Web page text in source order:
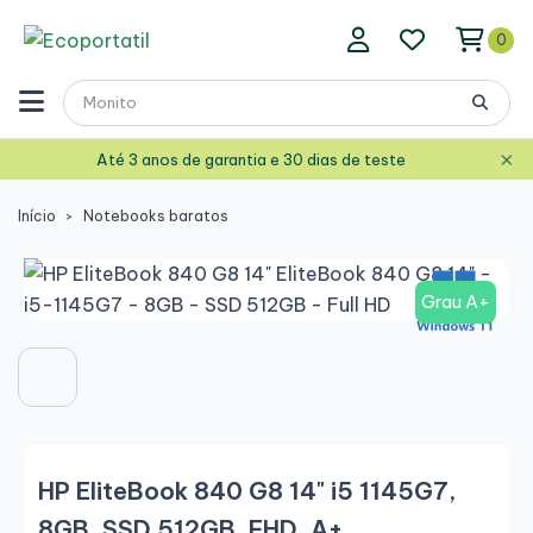
0
Até 3 anos de garantia e 30 dias de teste ×
Início Notebooks baratos
Grau A+
HP EliteBook 840 G8 14" i5 1145G7,